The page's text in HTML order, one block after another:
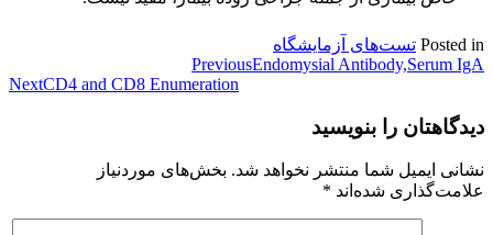
Posted in تست‌های آزمایشگاه
راهبری
PreviousEndomysial Antibody,Serum IgA
NextCD4 and CD8 Enumeration
دیدگاهتان را بنویسید
نشانی ایمیل شما منتشر نخواهد شد. بخش‌های موردنیاز
علامت‌گذاری شده‌اند *